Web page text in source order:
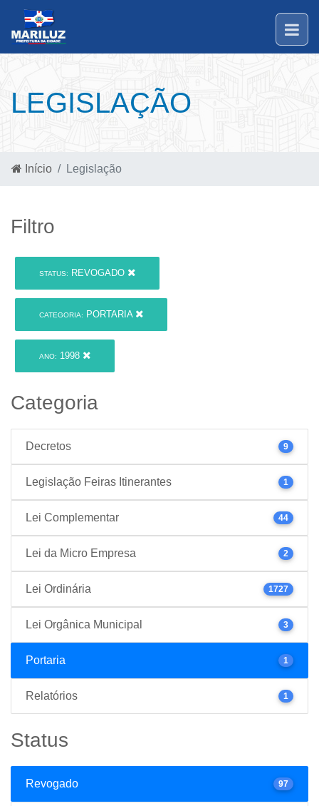
LEGISLAÇÃO
Início Legislação
Filtro
STATUS: REVOGADO
CATEGORIA: PORTARIA
ANO: 1998
Categoria
Decretos 9
Legislação Feiras Itinerantes 1
Lei Complementar 44
Lei da Micro Empresa 2
Lei Ordinária 1727
Lei Orgânica Municipal 3
Portaria 1
Relatórios 1
Status
Revogado 97